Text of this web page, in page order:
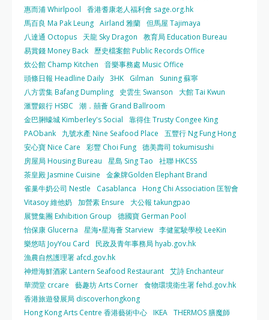
惠而浦 Whirlpool
香港耆康老人福利會 sage.org.hk
馬百良 Ma Pak Leung Airland 雅蘭 但馬屋 Tajimaya
八達通 Octopus
天龍 Sky Dragon
教育局 Education Bureau
易賞錢 Money Back
歷史檔案館 Public Records Office
炊公館 Champ Kitchen
音樂事務處 Music Office
頭條日報 Headline Daily 3HK Gilman
Suning 蘇寧
八方雲集 Bafang Dumpling
史雲生 Swanson
大館 Tai Kwun
滙豐銀行 HSBC
潮．囍薈 Grand Ballroom
金巴脷蠔城 Kimberley's Social
靠得住 Trusty Congee King
PAObank
九號水產 Nine Seafood Place
五豐行 Ng Fung Hong
安心寶 Nice Care
彩豐 Choi Fung 德美壽司 tokumisushi
房屋局 Housing Bureau
星島 Sing Tao
社聯 HKCSS
茶皇殿 Jasmine Cuisine
金象牌Golden Elephant Brand
雀巢牛奶公司 Nestle
Casablanca
Hong Chi Association 匡智會
Vitasoy 維他奶
加營素 Ensure
大公報 takungpao
展覽集團 Exhibition Group
德國寶 German Pool
怡保康 Glucerna
星海•星海薈 Starview 李健駕駛學校 LeeKin
樂悠咭 JoyYou Card
民政及青年事務局 hyab.gov.hk
漁農自然護理署 afcd.gov.hk
神燈海鮮酒家 Lantern Seafood Restaurant 艾詩 Enchanteur
華潤堂 crcare
藝趣坊 Arts Corner 食物環境衛生署 fehd.gov.hk
香港旅遊發展局 discoverhongkong
Hong Kong Arts Centre 香港藝術中心 IKEA THERMOS 膳魔師